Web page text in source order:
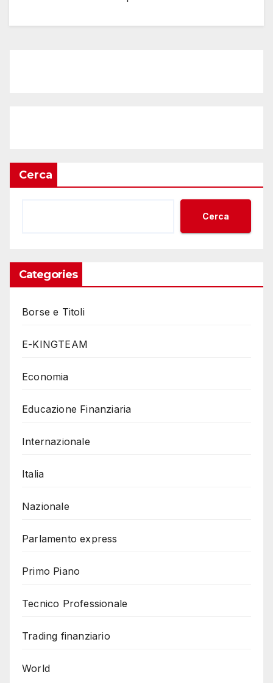
Cerca
Cerca
Categories
Borse e Titoli
E-KINGTEAM
Economia
Educazione Finanziaria
Internazionale
Italia
Nazionale
Parlamento express
Primo Piano
Tecnico Professionale
Trading finanziario
World